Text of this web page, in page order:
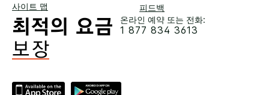
사이트 맵
피드백
온라인 예약 또는 전화:
1 877 834 3613